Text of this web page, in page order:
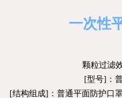
一次性
颗粒过滤
[型号]：
[结构组成]：普通平面防护口